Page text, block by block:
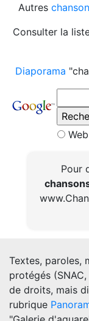
Autres
Consulter la
Diaporama
Web
Pour
Textes, paroles,
protégés
de droits, mais
rubrique